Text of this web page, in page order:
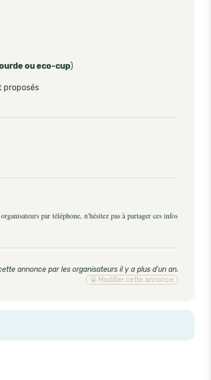
ou eco-cup)
proposés
par téléphone, n'hésitez pas à partager ces infos
annonce par les organisateurs il y a plus d'un an.
Modifier cette annonce